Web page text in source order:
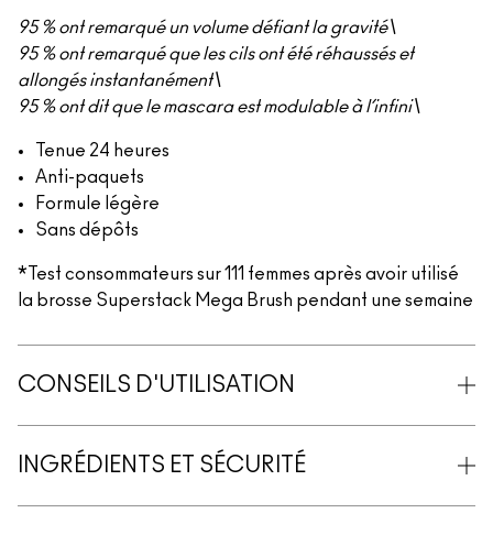
95 % ont remarqué un volume défiant la gravité\
95 % ont remarqué que les cils ont été réhaussés et
allongés instantanément\
95 % ont dit que le mascara est modulable à l’infini\
Tenue 24 heures
Anti-paquets
Formule légère
Sans dépôts
*Test consommateurs sur 111 femmes après avoir utilisé
la brosse Superstack Mega Brush pendant une semaine
CONSEILS D'UTILISATION
INGRÉDIENTS ET SÉCURITÉ